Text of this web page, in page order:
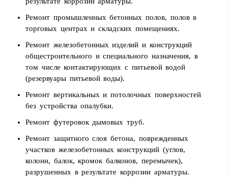
Ремонт промышленных бетонных полов, полов в
торговых центрах и складских помещениях.
Ремонт железобетонных изделий и конструкций
общестроительного и специального назначения, в
том числе контактирующих с питьевой водой
(резервуары питьевой воды).
Ремонт вертикальных и потолочных поверхностей
без устройства опалубки.
Ремонт футеровок дымовых труб.
Ремонт защитного слоя бетона, поврежденных
участков железобетонных конструкций (углов,
колонн, балок, кромок балконов, перемычек),
разрушенных в результате коррозии арматуры.